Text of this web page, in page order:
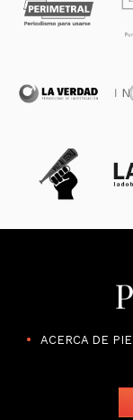
ACERCA DE